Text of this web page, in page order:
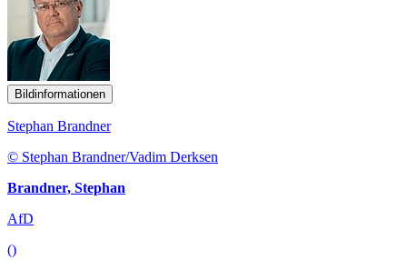
Bildinformationen
Stephan Brandner
© Stephan Brandner/Vadim Derksen
Brandner, Stephan
AfD
()